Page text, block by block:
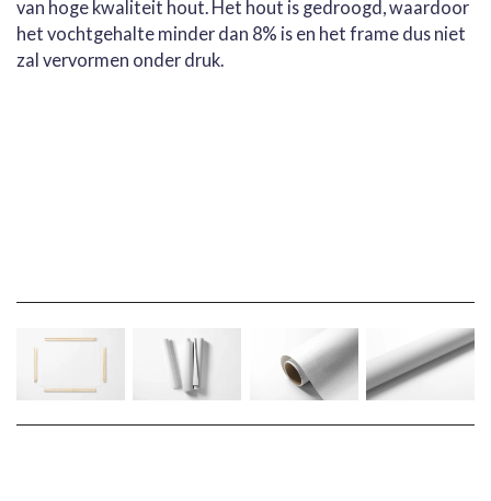
van hoge kwaliteit hout. Het hout is gedroogd, waardoor
het vochtgehalte minder dan 8% is en het frame dus niet
zal vervormen onder druk.